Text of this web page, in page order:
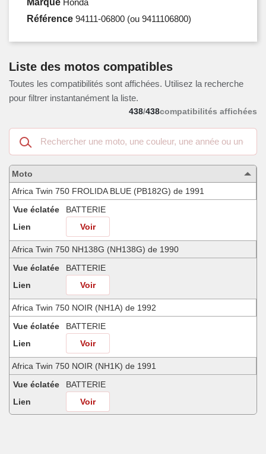
Référence 94111-06800 (ou 9411106800)
Liste des motos compatibles
Toutes les compatibilités sont affichées. Utilisez la recherche
pour filtrer instantanément la liste.
438/438compatibilités affichées
Recherche
dans
les
motos
compatibles
Moto
Africa Twin 750 FROLIDA BLUE (PB182G) de 1991
Vue éclatée
BATTERIE
Lien
Voir
Africa Twin 750 NH138G (NH138G) de 1990
Vue éclatée
BATTERIE
Lien
Voir
Africa Twin 750 NOIR (NH1A) de 1992
Vue éclatée
BATTERIE
Lien
Voir
Africa Twin 750 NOIR (NH1K) de 1991
Vue éclatée
BATTERIE
Lien
Voir